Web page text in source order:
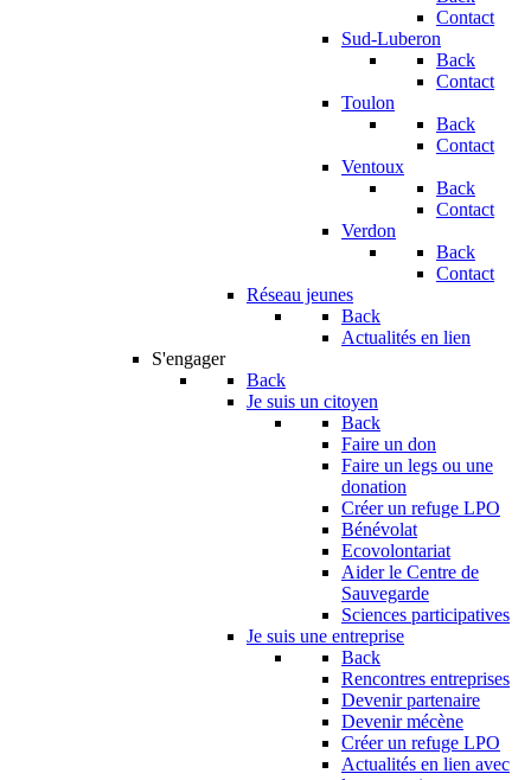
Contact
Sud-Luberon
Back
Contact
Toulon
Back
Contact
Ventoux
Back
Contact
Verdon
Back
Contact
Réseau jeunes
Back
Actualités en lien
S'engager
Back
Je suis un citoyen
Back
Faire un don
Faire un legs ou une
donation
Créer un refuge LPO
Bénévolat
Ecovolontariat
Aider le Centre de
Sauvegarde
Sciences participatives
Je suis une entreprise
Back
Rencontres entreprises
Devenir partenaire
Devenir mécène
Créer un refuge LPO
Actualités en lien avec